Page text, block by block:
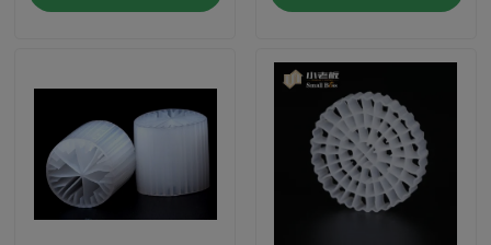
Ongeveer ons
Fabrieksreis